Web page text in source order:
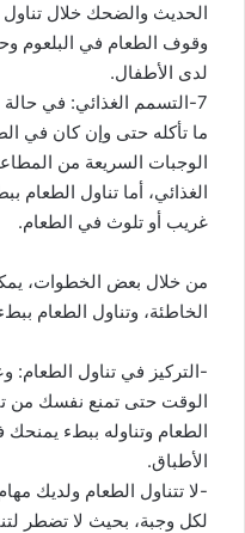
الحديث والضحك خلال تناول
وقوف الطعام في البلعوم
لدى الأطفال.
7-التسمم الغذائي: في حالة
ما تأكله حتى وإن كان في
الوجبات السريعة من
الغذائي، أما تناول
غريب أو تلوث في الطعام.
من خلال بعض الخطوات،
الخاطئة، وتناول الطعام
-التركيز في تناول الطعام:
الوقت حتى تمنع نفسك من
الطعام وتناوله ببطء
الأطباق.
-لا تتناول الطعام ولديك
لكل وجبة، بحيث لا تضطر